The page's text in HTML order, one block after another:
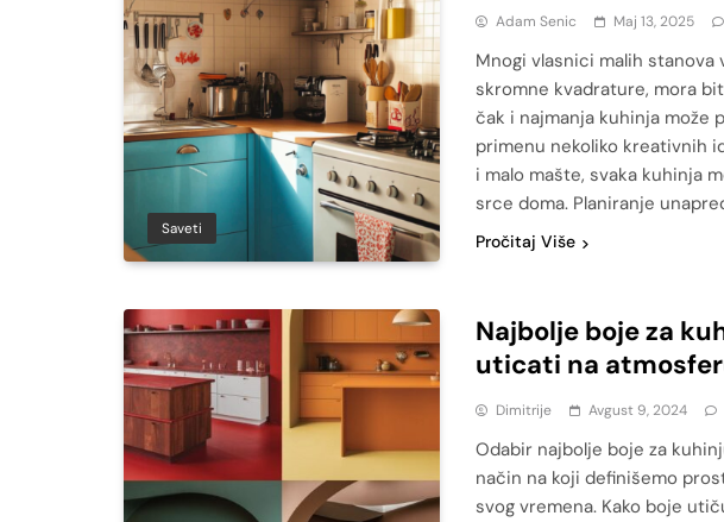
Saveti
Adam Senic Maj 13, 2025
Mnogi vlasnici malih stanova
skromne kvadrature, mora
čak i najmanja kuhinja može
primenu nekoliko kreativnih
i malo mašte, svaka kuhinja
srce doma. Planiranje
Pročitaj Više
Najbolje boje za
uticati na
Dimitrije Avgust 9, 2024
Odabir najbolje boje za
način na koji definišemo
svog vremena. Kako boje